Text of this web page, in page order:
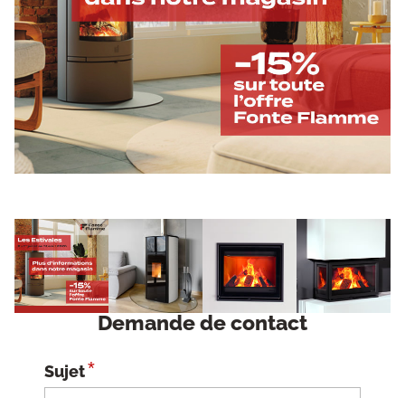
Demande de contact
Sujet*